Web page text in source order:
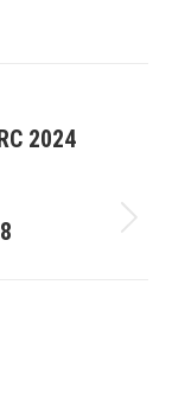
2024